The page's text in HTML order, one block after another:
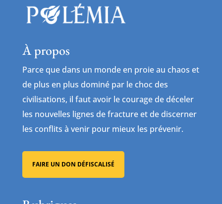
À propos
Parce que dans un monde en proie au chaos et
de plus en plus dominé par le choc des
civilisations, il faut avoir le courage de déceler
les nouvelles lignes de fracture et de discerner
les conflits à venir pour mieux les prévenir.
FAIRE UN DON DÉFISCALISÉ